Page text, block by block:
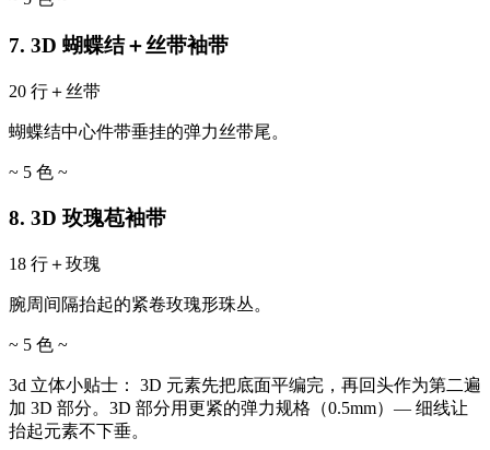
7. 3D 蝴蝶结＋丝带袖带
20 行＋丝带
蝴蝶结中心件带垂挂的弹力丝带尾。
~ 5 色 ~
8. 3D 玫瑰苞袖带
18 行＋玫瑰
腕周间隔抬起的紧卷玫瑰形珠丛。
~ 5 色 ~
3d 立体小贴士：
3D 元素先把底面平编完，再回头作为第二遍
加 3D 部分。3D 部分用更紧的弹力规格（0.5mm）— 细线让
抬起元素不下垂。